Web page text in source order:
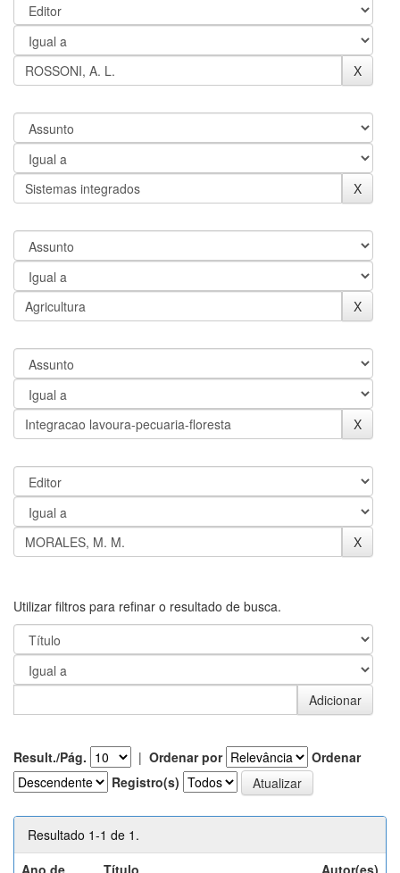
Utilizar filtros para refinar o resultado de busca.
Result./Pág. | Ordenar por
Ordenar
Registro(s)
Resultado 1-1 de 1.
Ano de
Título Autor(es)